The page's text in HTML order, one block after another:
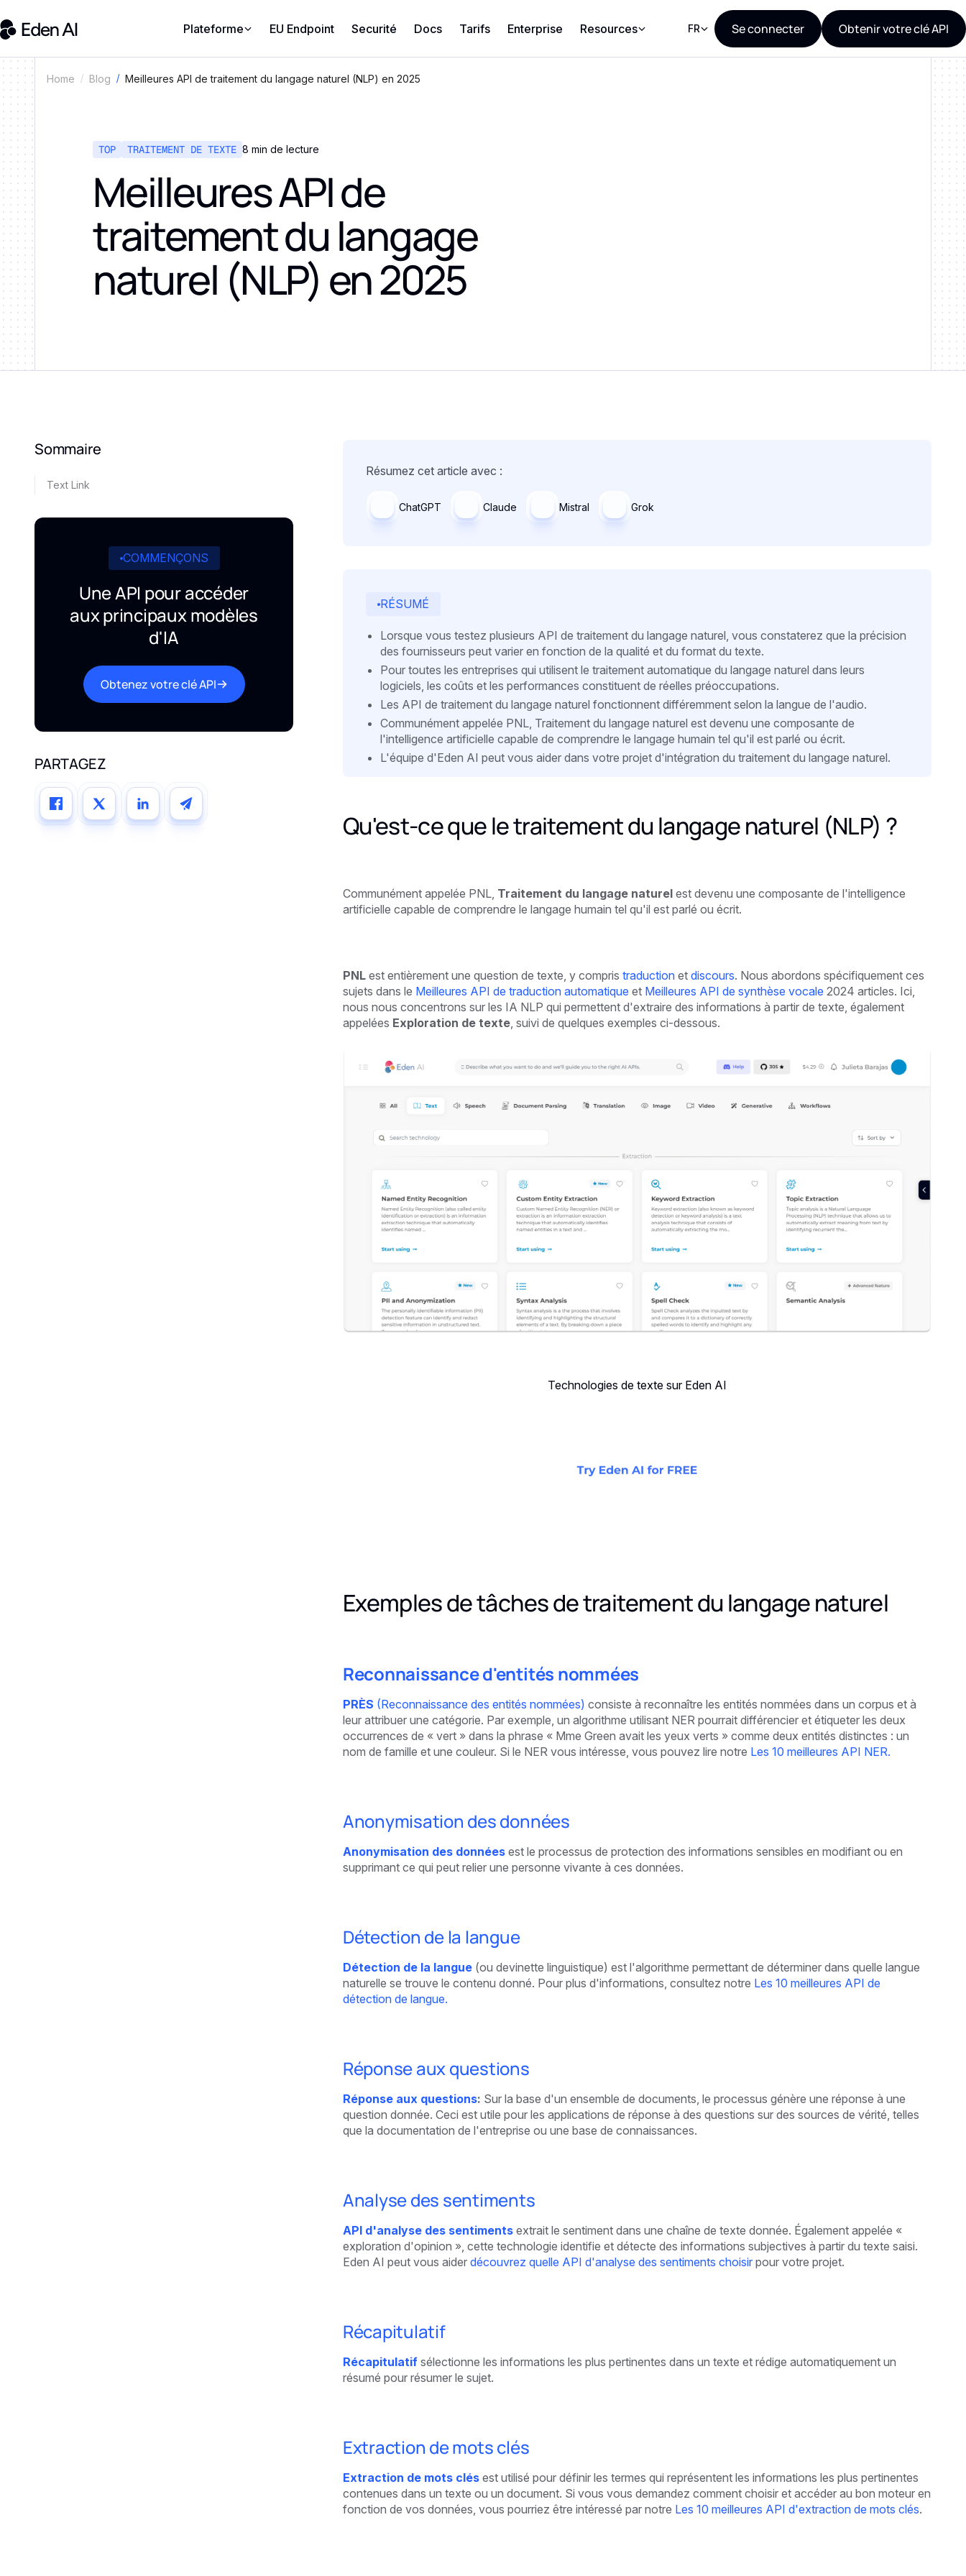
Plateforme EU Endpoint Securité Docs Tarifs Enterprise Resources FR Se connecter Obtenir votre clé API
Home Blog Meilleures API de traitement du langage naturel (NLP) en 2025
TOP TRAITEMENT DE TEXTE 8 min de lecture
Meilleures API de
traitement du langage
naturel (NLP) en 2025
Sommaire
Text Link
COMMENÇONS
Une API pour accéder
aux principaux modèles
d'IA
Obtenez votre clé API
PARTAGEZ
Résumez cet article avec :
ChatGPT Claude Mistral Grok
RÉSUMÉ
Lorsque vous testez plusieurs API de traitement du langage naturel, vous constaterez que la précision
des fournisseurs peut varier en fonction de la qualité et du format du texte.
Pour toutes les entreprises qui utilisent le traitement automatique du langage naturel dans leurs
logiciels, les coûts et les performances constituent de réelles préoccupations.
Les API de traitement du langage naturel fonctionnent différemment selon la langue de l'audio.
Communément appelée PNL, Traitement du langage naturel est devenu une composante de
l'intelligence artificielle capable de comprendre le langage humain tel qu'il est parlé ou écrit.
L'équipe d'Eden AI peut vous aider dans votre projet d'intégration du traitement du langage naturel.
Qu'est-ce que le traitement du langage naturel (NLP) ?
Communément appelée PNL, Traitement du langage naturel est devenu une composante de l'intelligence
artificielle capable de comprendre le langage humain tel qu'il est parlé ou écrit.
PNL est entièrement une question de texte, y compris traduction et discours. Nous abordons spécifiquement ces
sujets dans le Meilleures API de traduction automatique etMeilleures API de synthèse vocale 2024 articles. Ici,
nous nous concentrons sur les IA NLP qui permettent d'extraire des informations à partir de texte, également
appelées Exploration de texte, suivi de quelques exemples ci-dessous.
Technologies de texte sur Eden AI
Exemples de tâches de traitement du langage naturel
Reconnaissance d'entités nommées
PRÈS (Reconnaissance des entités nommées) consiste à reconnaître les entités nommées dans un corpus et à
leur attribuer une catégorie. Par exemple, un algorithme utilisant NER pourrait différencier et étiqueter les deux
occurrences de « vert » dans la phrase « Mme Green avait les yeux verts » comme deux entités distinctes : un
nom de famille et une couleur. Si le NER vous intéresse, vous pouvez lire notre Les 10 meilleures API NER.
Anonymisation des données
Anonymisation des données est le processus de protection des informations sensibles en modifiant ou en
supprimant ce qui peut relier une personne vivante à ces données.
Détection de la langue
Détection de la langue (ou devinette linguistique) est l'algorithme permettant de déterminer dans quelle langue
naturelle se trouve le contenu donné. Pour plus d'informations, consultez notre Les 10 meilleures API de
détection de langue.
Réponse aux questions
Réponse aux questions: Sur la base d'un ensemble de documents, le processus génère une réponse à une
question donnée. Ceci est utile pour les applications de réponse à des questions sur des sources de vérité, telles
que la documentation de l'entreprise ou une base de connaissances.
Analyse des sentiments
API d'analyse des sentimentsextrait le sentiment dans une chaîne de texte donnée. Également appelée «
exploration d'opinion », cette technologie identifie et détecte des informations subjectives à partir du texte saisi.
Eden AI peut vous aider découvrez quelle API d'analyse des sentiments choisirpour votre projet.
Récapitulatif
Récapitulatif sélectionne les informations les plus pertinentes dans un texte et rédige automatiquement un
résumé pour résumer le sujet.
Extraction de mots clés
Extraction de mots clésest utilisé pour définir les termes qui représentent les informations les plus pertinentes
contenues dans un texte ou un document. Si vous vous demandez comment choisir et accéder au bon moteur en
fonction de vos données, vous pourriez être intéressé par notre Les 10 meilleures API d'extraction de mots clés.